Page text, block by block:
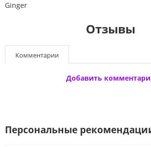
Ginger
Отзывы
Комментарии
Добавить
Персональные